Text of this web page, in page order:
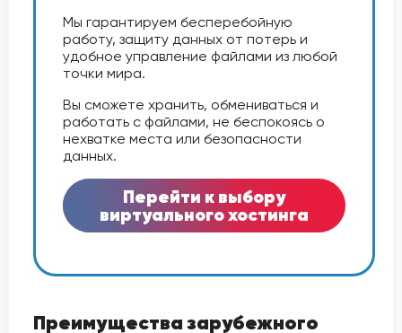
Мы гарантируем бесперебойную
работу, защиту данных от потерь и
удобное управление файлами из любой
точки мира.
Вы сможете хранить, обмениваться и
работать с файлами, не беспокоясь о
нехватке места или безопасности
данных.
Перейти к выбору
виртуального хостинга
Преимущества зарубежного